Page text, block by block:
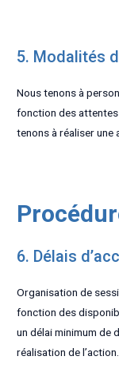
5. Modalités
Nous tenons à
fonction des attentes
tenons à réaliser une
6. Délais
Organisation de
fonction des
un délai minimum de
réalisation de l’action.